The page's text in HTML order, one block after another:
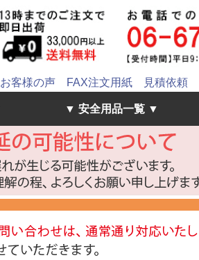
お客様の声 FAX注文用紙 見積依頼
▼ 安全用品一覧 ▼